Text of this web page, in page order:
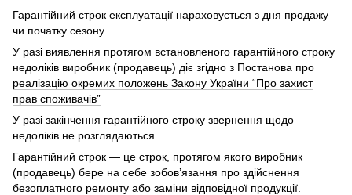
Гарантійний строк експлуатації нараховується з дня продажу
чи початку сезону.
У разі виявлення протягом встановленого гарантійного строку
недоліків виробник (продавець) діє згідно з Постанова про
реалізацію окремих положень Закону України “Про захист
прав споживачів”
У разі закінчення гарантійного строку звернення щодо
недоліків не розглядаються.
Гарантійний строк — це строк, протягом якого виробник
(продавець) бере на себе зобов’язання про здійснення
безоплатного ремонту або заміни відповідної продукції.